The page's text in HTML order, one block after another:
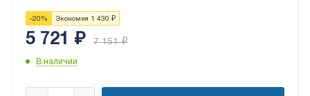
-20 % Экономия 1 430 ₽
5 721 ₽ 7 151₽
В наличии